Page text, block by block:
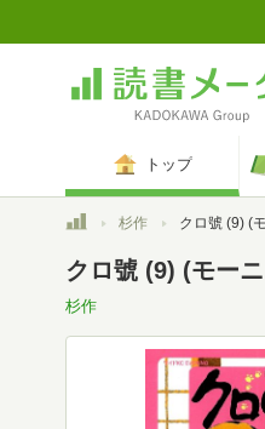
トップ
トップ杉作 クロ號 (9) (モ
クロ號 (9) (モー
杉作